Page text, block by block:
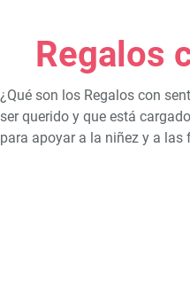
Regalos
¿Qué son los Regalos con
ser querido y que está
para apoyar a la niñez y a